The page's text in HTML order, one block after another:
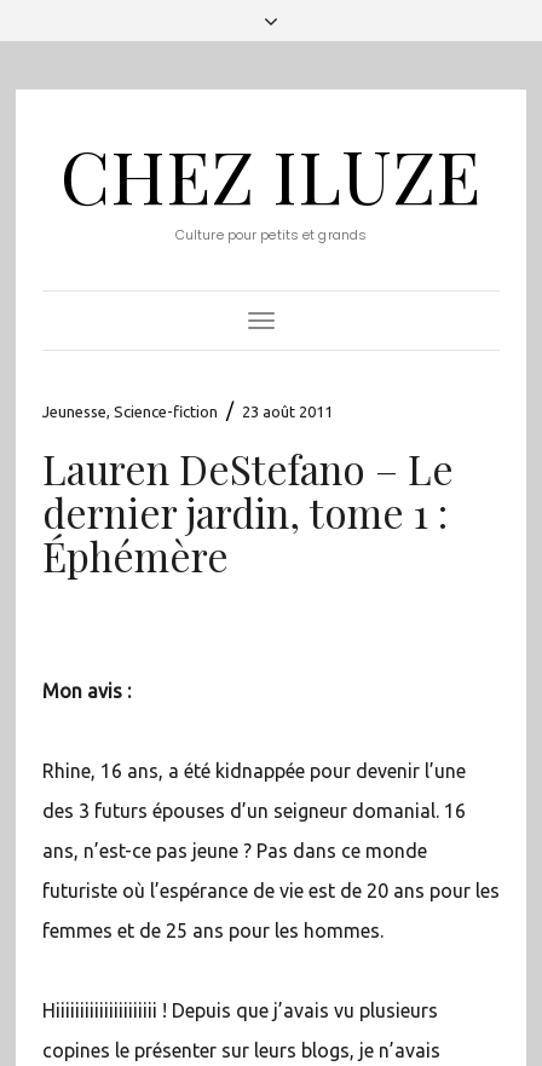
CHEZ ILUZE
Culture pour petits et grands
Toggle
Navigation
Jeunesse, Science-fiction / 23 août 2011
Lauren DeStefano – Le
dernier jardin, tome 1 :
Éphémère
Mon avis :
Rhine, 16 ans, a été kidnappée pour devenir l’une
des 3 futurs épouses d’un seigneur domanial. 16
ans, n’est-ce pas jeune ? Pas dans ce monde
futuriste où l’espérance de vie est de 20 ans pour les
femmes et de 25 ans pour les hommes.
Hiiiiiiiiiiiiiiiiiiiii ! Depuis que j’avais vu plusieurs
copines le présenter sur leurs blogs, je n’avais